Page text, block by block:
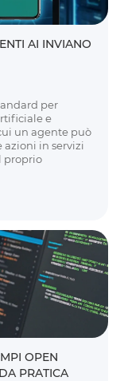
AI INVIANO
per
e
un agente può
in servizi
proprio
OPEN
PRATICA